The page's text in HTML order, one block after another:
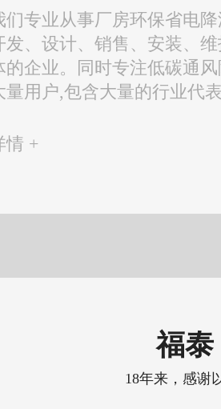
们专业从事厂房环保省电
发、设计、销售、安装、
的企业。同时专注低碳通
量用户,包含大量的行业代
情 +
福泰
18年来，感谢